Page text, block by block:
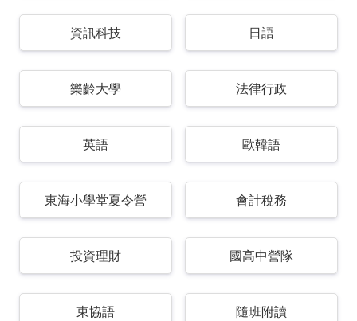
資訊科技 日語
樂齡大學 法律行政
英語 歐韓語
東海小學堂夏令營 會計稅務
投資理財 國高中營隊
東協語 隨班附讀